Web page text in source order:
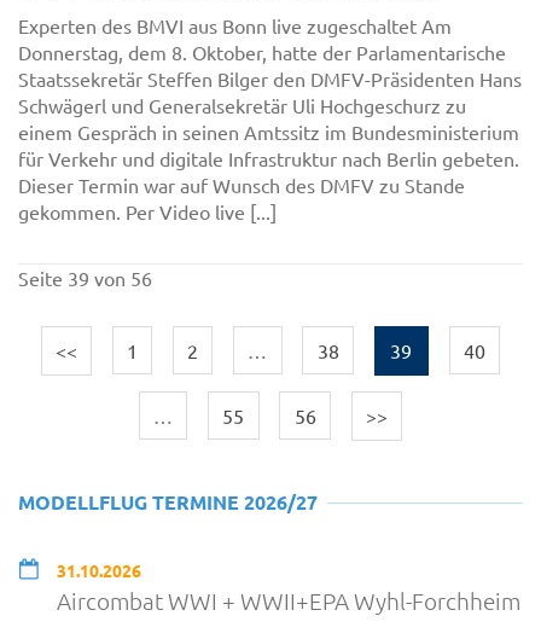
Experten des BMVI aus Bonn live zugeschaltet Am
Donnerstag, dem 8. Oktober, hatte der Parlamentarische
Staatssekretär Steffen Bilger den DMFV-Präsidenten Hans
Schwägerl und Generalsekretär Uli Hochgeschurz zu
einem Gespräch in seinen Amtssitz im Bundesministerium
für Verkehr und digitale Infrastruktur nach Berlin gebeten.
Dieser Termin war auf Wunsch des DMFV zu Stande
gekommen. Per Video live [...]
Seite 39 von 56
<< 1 2 … 38 39 40
… 55 56 >>
MODELLFLUG TERMINE 2026/27
31.10.2026
Aircombat WWI + WWII+EPA Wyhl-Forchheim